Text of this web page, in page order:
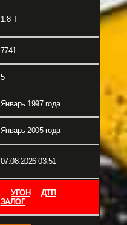
1.8 T
7741
5
Январь 1997 года
Январь 2005 года
07.08.2026 03:51
УГОН
ДТП
ЗАЛОГ